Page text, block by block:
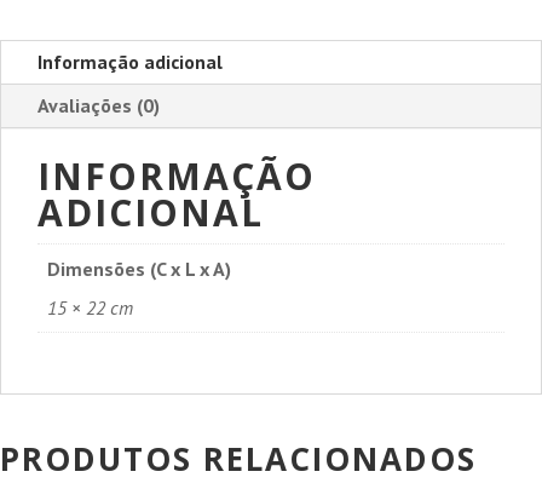
Informação adicional
Avaliações (0)
INFORMAÇÃO
ADICIONAL
Dimensões (C x L x A)
15 × 22 cm
PRODUTOS RELACIONADOS